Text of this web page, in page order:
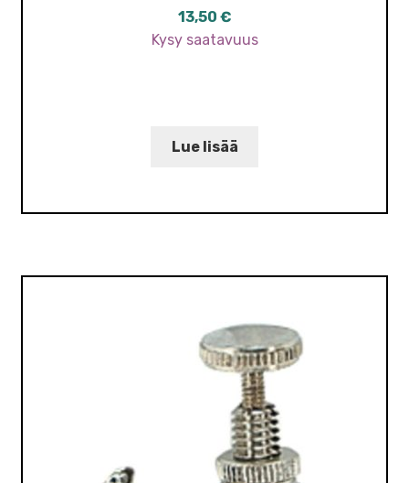
13,50 €
Kysy saatavuus
Lue lisää